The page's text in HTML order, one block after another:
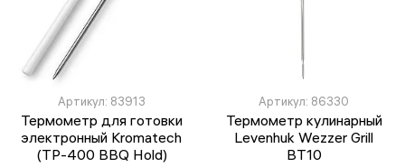
Артикул: 83913
Термометр для готовки
электронный Kromatech
(TP-400 BBQ Hold)
Артикул: 86330
Термометр кулинарный
Levenhuk Wezzer Grill
BT10